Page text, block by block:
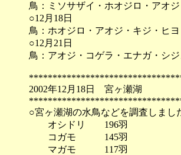
鳥：ミソサザイ・ホオジロ・アオ
○12月18日
鳥：ホオジロ・アオジ・キジ・ヒ
○12月21日
鳥：アオジ・コゲラ・エナガ・シ
2002年12月18日 宮ヶ瀬湖
○宮ヶ瀬湖の水鳥などを調査しまし
オシドリ 196羽
コガモ 145羽
マガモ 117羽